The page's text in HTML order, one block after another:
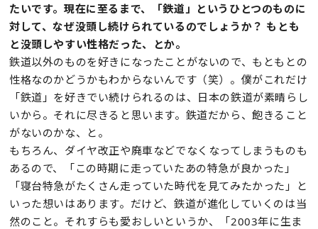
たいです。現在に至るまで、「鉄道」というひとつのものに
対して、なぜ没頭し続けられているのでしょうか？ もとも
と没頭しやすい性格だった、とか。
鉄道以外のものを好きになったことがないので、もともとの
性格なのかどうかもわからないんです（笑）。僕がこれだけ
「鉄道」を好きでい続けられるのは、日本の鉄道が素晴らし
いから。それに尽きると思います。鉄道だから、飽きること
がないのかな、と。
もちろん、ダイヤ改正や廃車などでなくなってしまうものも
あるので、「この時期に走っていたあの特急が良かった」
「寝台特急がたくさん走っていた時代を見てみたかった」と
いった想いはあります。だけど、鉄道が進化していくのは当
然のこと。それすらも愛おしいというか、「2003年に生ま